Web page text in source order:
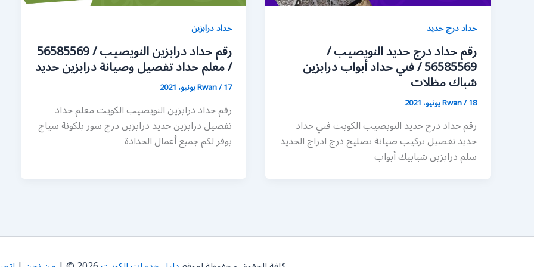
حداد درج حديد
رقم حداد درج حديد النويصيب /
56585569 / فني حداد أبواب درابزين
شباك مظلات
Rwan/18 يونيو، 2021
رقم حداد درج حديد النويصيب الكويت فني حداد
حديد تفصيل تركيب صيانة تصليح درج ادراج الحديد
سلم درابزين شبابيك أبواب
حداد درابزين
رقم حداد درابزين النويصيب / 56585569
/ معلم حداد تفصيل وصيانة درابزين حديد
Rwan/17 يونيو، 2021
رقم حداد درابزين النويصيب الكويت معلم حداد
تفصيل درابزين حديد درابزين درج سور بلكونة سياج
يوفر لكم جميع أعمال الحدادة